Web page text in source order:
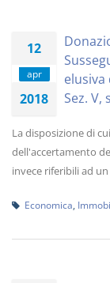
12
apr
2018
elusiva
Sez. V,
La disposizione di
dell'accertamento
invece riferibili ad
Economica